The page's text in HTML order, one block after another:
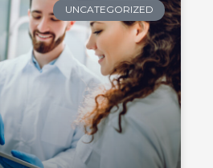
UNCATEGORIZED